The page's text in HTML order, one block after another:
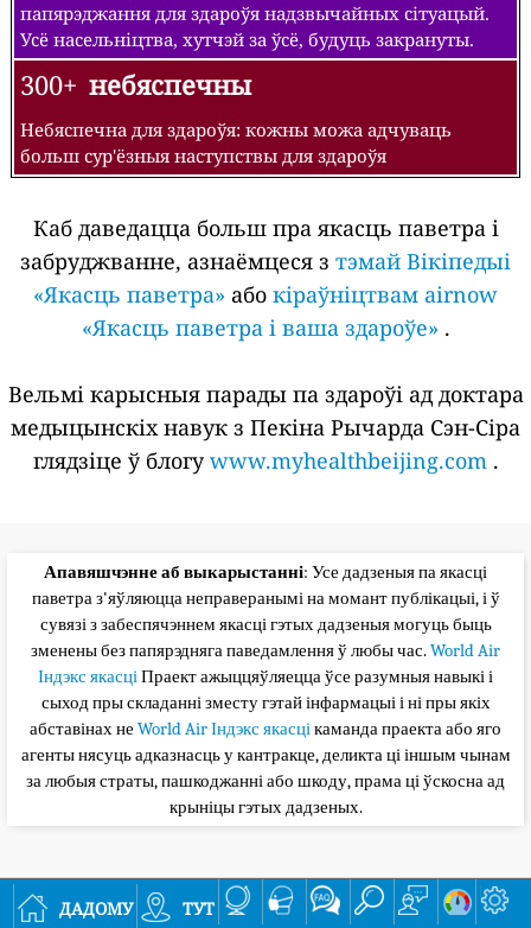
папярэджання для здароўя надзвычайных сітуацый.
Усё насельніцтва, хутчэй за ўсё, будуць закрануты.
300+ небяспечны
Небяспечна для здароўя: кожны можа адчуваць
больш сур'ёзныя наступствы для здароўя
Каб даведацца больш пра якасць паветра і
забруджванне, азнаёмцеся з тэмай Вікіпедыі
«Якасць паветра» або кіраўніцтвам airnow
«Якасць паветра і ваша здароўе» .
Вельмі карысныя парады па здароўі ад доктара
медыцынскіх навук з Пекіна Рычарда Сэн-Сіра
глядзіце ў блогуwww.myhealthbeijing.com.
Апавяшчэнне аб выкарыстанні: Усе дадзеныя па якасці
паветра з'яўляюцца неправеранымі на момант публікацыі, і ў
сувязі з забеспячэннем якасці гэтых дадзеныя могуць быць
зменены без папярэдняга паведамлення ў любы час.World Air
Індэкс якасціПраект ажыццяўляецца ўсе разумныя навыкі і
сыход пры складанні зместу гэтай інфармацыі і ні пры якіх
абставінах не World Air Індэкс якасцікаманда праекта або яго
агенты нясуць адказнасць у кантракце, деликта ці іншым чынам
за любыя страты, пашкоджанні або шкоду, прама ці ўскосна ад
крыніцы гэтых дадзеных.
дадому тут